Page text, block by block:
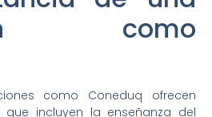
como
como Coneduq ofrecen
incluyen la enseñanza del